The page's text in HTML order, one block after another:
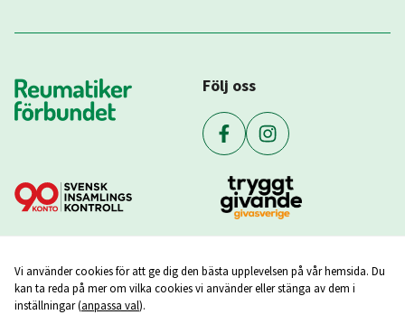
Följ oss
Vi använder cookies för att ge dig den bästa upplevelsen på vår hemsida. Du
kan ta reda på mer om vilka cookies vi använder eller stänga av dem i
inställningar (anpassa val).